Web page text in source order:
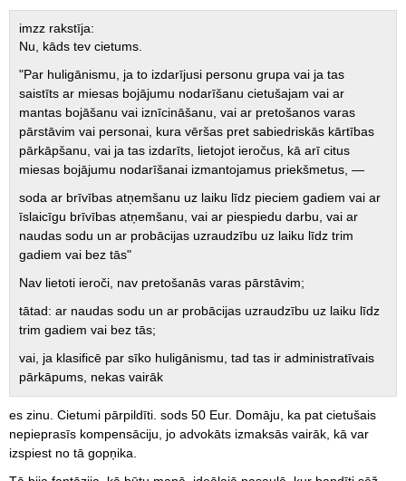
imzz rakstīja:
Nu, kāds tev cietums.
"Par huligānismu, ja to izdarījusi personu grupa vai ja tas
saistīts ar miesas bojājumu nodarīšanu cietušajam vai ar
mantas bojāšanu vai iznīcināšanu, vai ar pretošanos varas
pārstāvim vai personai, kura vēršas pret sabiedriskās kārtības
pārkāpšanu, vai ja tas izdarīts, lietojot ieročus, kā arī citus
miesas bojājumu nodarīšanai izmantojamus priekšmetus, —
soda ar brīvības atņemšanu uz laiku līdz pieciem gadiem vai ar
īslaicīgu brīvības atņemšanu, vai ar piespiedu darbu, vai ar
naudas sodu un ar probācijas uzraudzību uz laiku līdz trim
gadiem vai bez tās"
Nav lietoti ieroči, nav pretošanās varas pārstāvim;
tātad: ar naudas sodu un ar probācijas uzraudzību uz laiku līdz
trim gadiem vai bez tās;
vai, ja klasificē par sīko huligānismu, tad tas ir administratīvais
pārkāpums, nekas vairāk
es zinu. Cietumi pārpildīti. sods 50 Eur. Domāju, ka pat cietušais
nepieprasīs kompensāciju, jo advokāts izmaksās vairāk, kā var
izspiest no tā gopņika.